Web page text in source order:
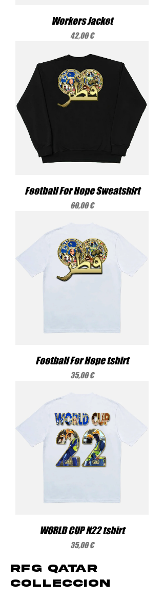
Workers Jacket
Precio
42,00 €
Football For Hope Sweatshirt
Precio
60,00 €
Football For Hope tshirt
Precio
35,00 €
WORLD CUP N22 tshirt
Precio
35,00 €
RFG QATAR
COLLECCION